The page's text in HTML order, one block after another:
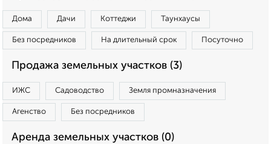
Дома Дачи Коттеджи Таунхаусы
Без посредников На длительный срок Посуточно
Продажа земельных участков (3)
ИЖС Садоводство Земля промназначения
Агенство Без посредников
Аренда земельных участков (0)